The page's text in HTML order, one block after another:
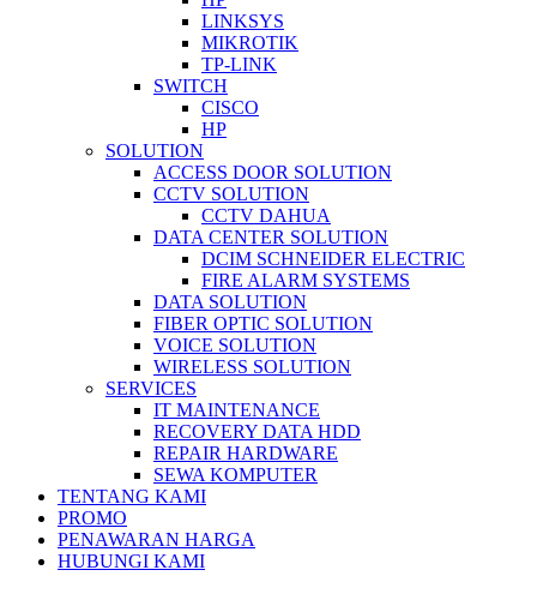
LINKSYS
MIKROTIK
TP-LINK
SWITCH
CISCO
HP
SOLUTION
ACCESS DOOR SOLUTION
CCTV SOLUTION
CCTV DAHUA
DATA CENTER SOLUTION
DCIM SCHNEIDER ELECTRIC
FIRE ALARM SYSTEMS
DATA SOLUTION
FIBER OPTIC SOLUTION
VOICE SOLUTION
WIRELESS SOLUTION
SERVICES
IT MAINTENANCE
RECOVERY DATA HDD
REPAIR HARDWARE
SEWA KOMPUTER
TENTANG KAMI
PROMO
PENAWARAN HARGA
HUBUNGI KAMI